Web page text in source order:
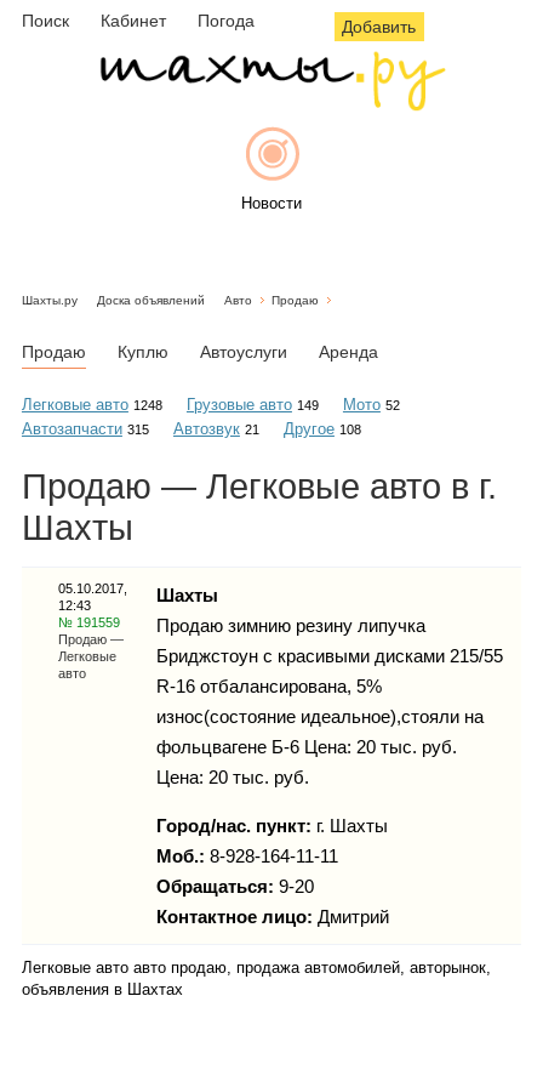
Поиск Кабинет Погода Добавить
Новости
Объявления
Инфо
Гороскоп
Карты
Шахты.ру Доска объявлений Авто Продаю
Продаю Куплю Автоуслуги Аренда
Легковые авто 1248 Грузовые авто 149 Мото 52
Автозапчасти 315 Автозвук 21 Другое 108
Продаю — Легковые авто в г.
Шахты
05.10.2017,
12:43
№ 191559
Продаю —
Легковые
авто
Шахты
Продаю зимнию резину липучка
Бриджстоун с красивыми дисками 215/55
R-16 отбалансирована, 5%
износ(состояние идеальное),стояли на
фольцвагене Б-6 Цена: 20 тыс. руб.
Цена: 20 тыс. руб.
Город/нас. пункт: г. Шахты
Моб.: 8-928-164-11-11
Обращаться: 9-20
Контактное лицо: Дмитрий
Легковые авто авто продаю, продажа автомобилей, авторынок,
объявления в Шахтах